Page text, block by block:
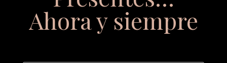
Ahora y siempre